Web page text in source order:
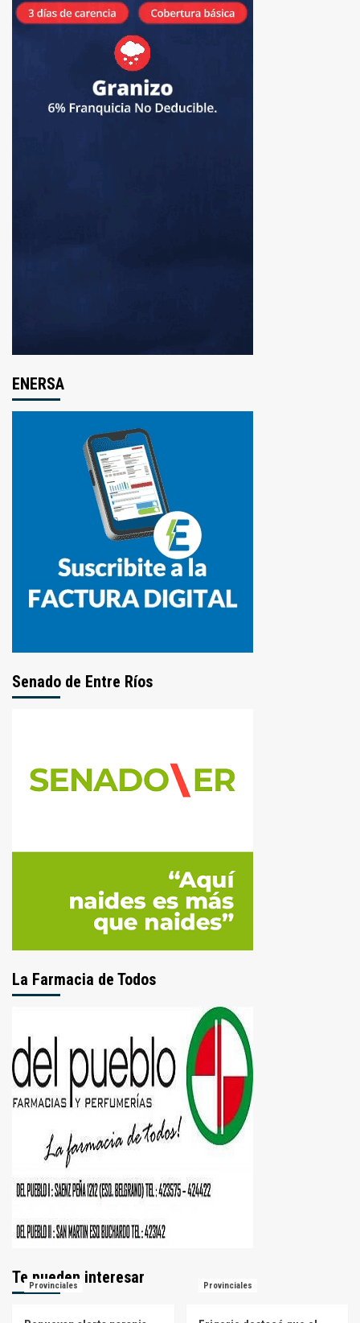
ENERSA
Senado de Entre Ríos
La Farmacia de Todos
Te pueden interesar
Provinciales Provinciales